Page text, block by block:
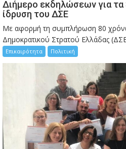
Διήμερο εκδηλώσεων για τα
ίδρυση του ΔΣΕ
Με αφορμή τη συμπλήρωση 80
Δημοκρατικού Στρατού Ελλάδας
Επικαιρότητα Πολιτική